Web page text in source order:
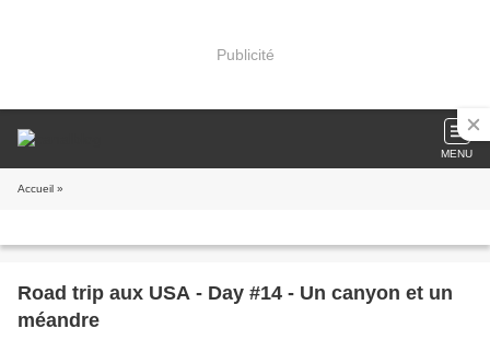
Publicité
MENU
Accueil »
Road trip aux USA - Day #14 - Un canyon et un
méandre